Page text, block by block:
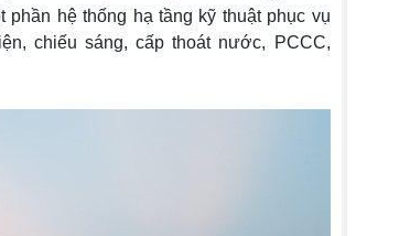
hệ thống hạ tầng kỹ thuật phục vụ
chiếu sáng, cấp thoát nước, PCCC,